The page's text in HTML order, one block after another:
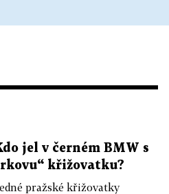
jel v černém BMW s
křižovatku?
pražské křižovatky